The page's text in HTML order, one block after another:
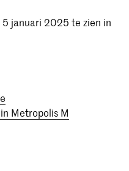
januari 2025 te zien in
Metropolis M